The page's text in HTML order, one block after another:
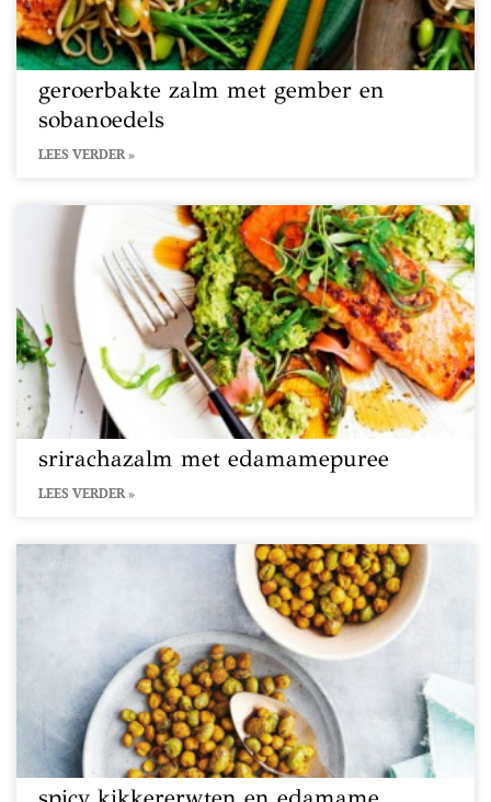
geroerbakte zalm met gember en
sobanoedels
LEES VERDER »
srirachazalm met edamamepuree
LEES VERDER »